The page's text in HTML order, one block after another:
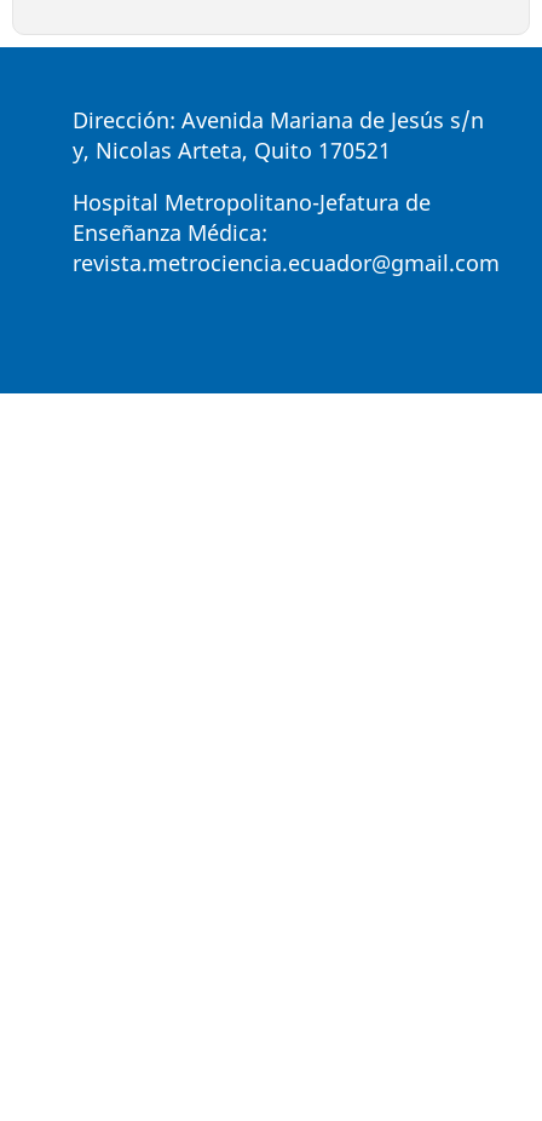
Dirección: Avenida Mariana de Jesús s/n
y, Nicolas Arteta, Quito 170521
Hospital Metropolitano-Jefatura de
Enseñanza Médica:
revista.metrociencia.ecuador@gmail.com